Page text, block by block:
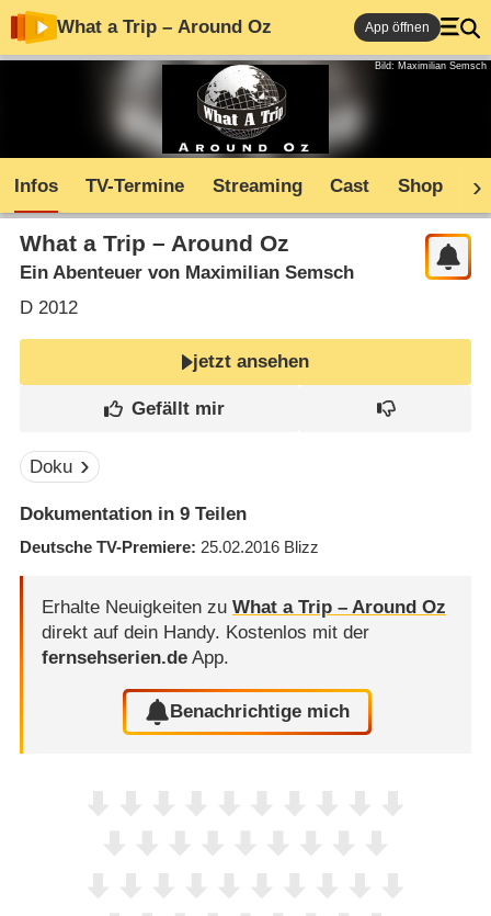
What a Trip – Around Oz App öffnen
Bild: Maximilian Semsch
Infos TV-Termine Streaming Cast Shop
What a Trip – Around Oz
Ein Abenteuer von Maximilian Semsch
D2012
jetzt ansehen
Doku
Dokumentation in 9 Teilen
Deutsche TV-Premiere 25.02.2016 Blizz
Erhalte Neuigkeiten zu What a Trip – Around Oz
direkt auf dein Handy. Kostenlos mit der
fernsehserien.deApp.
Benachrichtige mich